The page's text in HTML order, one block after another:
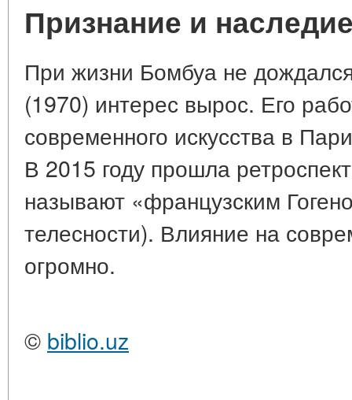
Признание и
При жизни Бомбуа не
(1970) интерес вырос. Его
современного искусства в
В 2015 году прошла
называют «французским
телесности). Влияние на
огромно.
© biblio.uz